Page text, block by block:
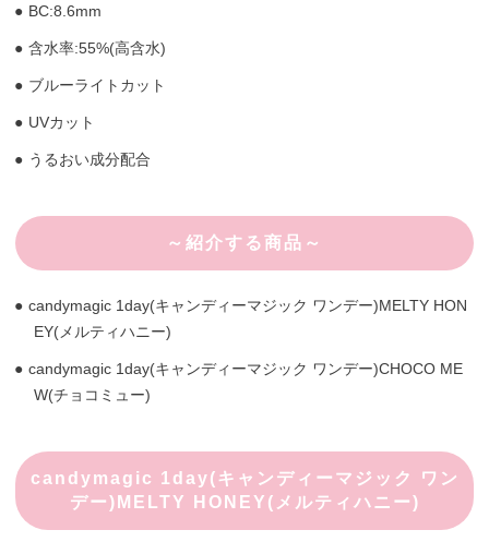
BC:8.6mm
含水率:55%(高含水)
ブルーライトカット
UVカット
うるおい成分配合
～紹介する商品～
candymagic 1day(キャンディーマジック ワンデー)MELTY HON
EY(メルティハニー)
candymagic 1day(キャンディーマジック ワンデー)CHOCO ME
W(チョコミュー)
candymagic 1day(キャンディーマジック ワン
デー)MELTY HONEY(メルティハニー)